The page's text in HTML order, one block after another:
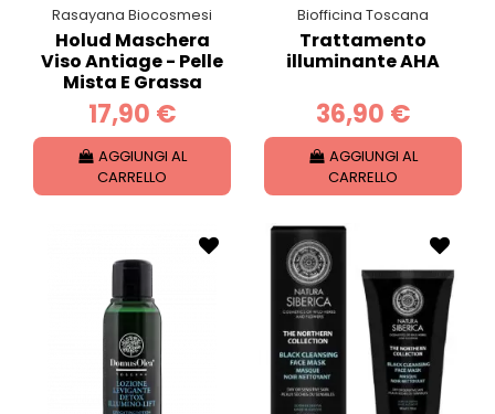
Rasayana Biocosmesi
Holud Maschera
Viso Antiage - Pelle
Mista E Grassa
17,90 €
AGGIUNGI AL
CARRELLO
Biofficina Toscana
Trattamento
illuminante AHA
36,90 €
AGGIUNGI AL
CARRELLO